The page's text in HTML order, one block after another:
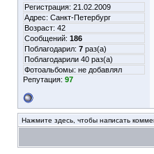
Регистрация: 21.02.2009
Адрес: Санкт-Петербург
Возраст: 42
Сообщений: 186
Поблагодарил: 7 раз(а)
Поблагодарили 40 раз(а)
Фотоальбомы: не добавлял
Репутация: 97
Нажмите здесь, чтобы написать